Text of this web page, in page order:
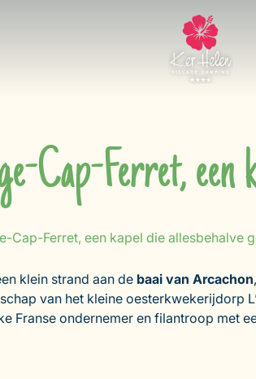
Cap-Ferret, een
Cap-Ferret, een kapel die allesbehalve
klein strand aan de baai van Arcachon
van het kleine oesterkwekerijdorp
Franse ondernemer en filantroop met